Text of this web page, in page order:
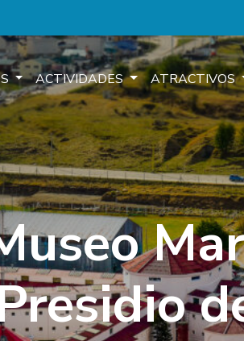
ACTIVIDADES ATRACTIVOS